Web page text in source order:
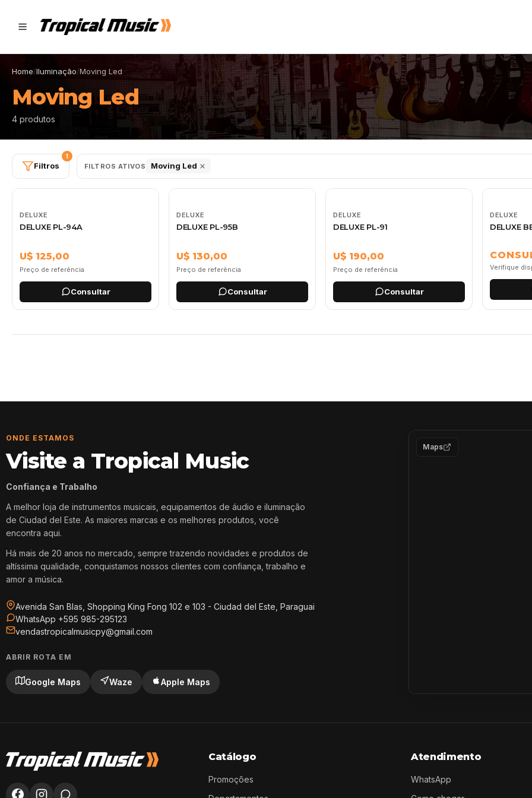
Home/Iluminação/Moving Led
Moving Led
4 produtos
Filtros
1
FILTROS ATIVOS Moving Led
DELUXE
DELUXE PL-94A
U$ 125,00
Preço de referência
Consultar
DELUXE
DELUXE PL-95B
U$ 130,00
Preço de referência
Consultar
DELUXE
DELUXE PL-91
U$ 190,00
Preço de referência
Consultar
DELUXE
DELUXE
Verifique
ONDE ESTAMOS
Visite a Tropical Music
Confiança e Trabalho
A melhor loja de instrumentos musicais, equipamentos de áudio e iluminação
de Ciudad del Este. As maiores marcas e os melhores produtos, você
encontra aqui.
Há mais de 20 anos no mercado, sempre trazendo novidades e produtos de
altíssima qualidade, conquistamos nossos clientes com confiança, trabalho e
amor a música.
Avenida San Blas, Shopping King Fong 102 e 103 - Ciudad del Este, Paraguai
WhatsApp +595 985-295123
vendastropicalmusicpy@gmail.com
ABRIR ROTA EM
Google Maps Waze Apple Maps
Maps
Catálogo
Promoções
Atendimento
WhatsApp